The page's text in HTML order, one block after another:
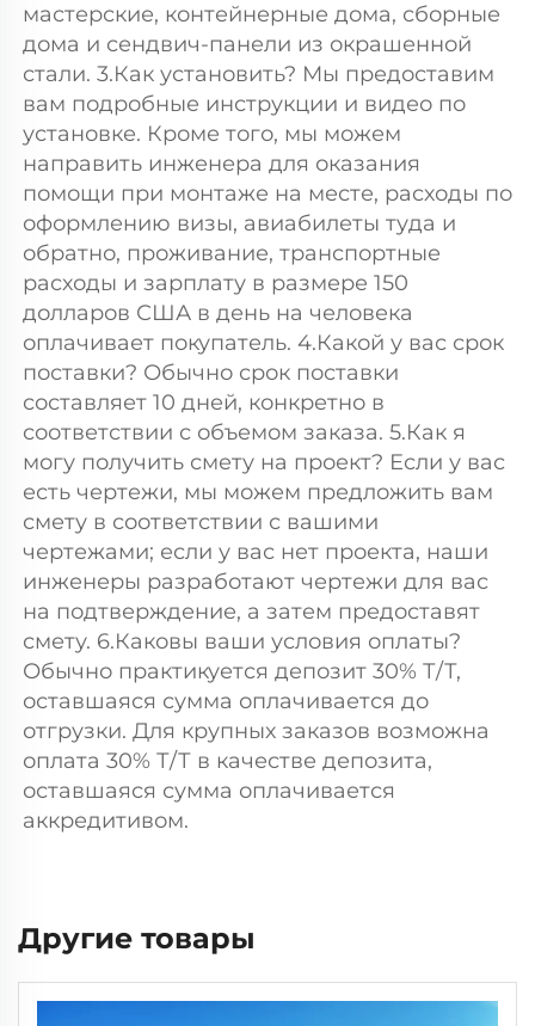
мастерские, контейнерные дома, сборные
дома и сендвич-панели из окрашенной
стали. 3.Как установить? Мы предоставим
вам подробные инструкции и видео по
установке. Кроме того, мы можем
направить инженера для оказания
помощи при монтаже на месте, расходы по
оформлению визы, авиабилеты туда и
обратно, проживание, транспортные
расходы и зарплату в размере 150
долларов США в день на человека
оплачивает покупатель. 4.Какой у вас срок
поставки? Обычно срок поставки
составляет 10 дней, конкретно в
соответствии с объемом заказа. 5.Как я
могу получить смету на проект? Если у вас
есть чертежи, мы можем предложить вам
смету в соответствии с вашими
чертежами; если у вас нет проекта, наши
инженеры разработают чертежи для вас
на подтверждение, а затем предоставят
смету. 6.Каковы ваши условия оплаты?
Обычно практикуется депозит 30% Т/Т,
оставшаяся сумма оплачивается до
отгрузки. Для крупных заказов возможна
оплата 30% Т/Т в качестве депозита,
оставшаяся сумма оплачивается
аккредитивом.
Другие товары